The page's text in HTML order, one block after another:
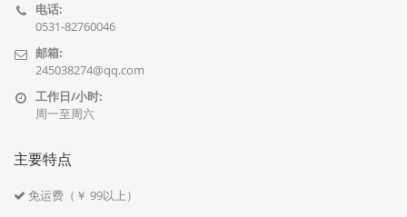
电话:
0531-82760046
邮箱:
245038274@qq.com
工作日/小时:
周一至周六
主要特点
免运费（￥ 99以上）